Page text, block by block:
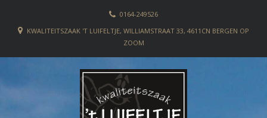
0164-249526
KWALITEITSZAAK 'T LUIFELTJE, WILLIAMSTRAAT 33, 4611CN BERGEN OP
ZOOM